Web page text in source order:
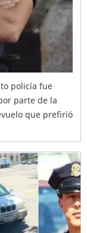
policía fue
parte de la
que prefirió